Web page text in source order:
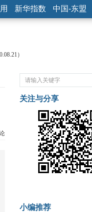
新华指数 中国-东盟
）
）
）
关注与分享
小编推荐